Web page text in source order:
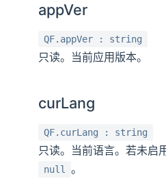
appVer
QF.appVer : string
只读。当前应用版本。
curLang
QF.curLang : string
只读。当前语言。若未启
null 。